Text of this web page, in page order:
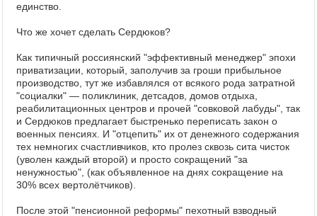
единство.
Что же хочет сделать Сердюков?
Как типичный россиянский "эффективный менеджер" эпохи
приватизации, который, заполучив за гроши прибыльное
производство, тут же избавлялся от всякого рода затратной
"социалки" — поликлиник, детсадов, домов отдыха,
реабилитационных центров и прочей "совковой лабуды", так
и Сердюков предлагает быстренько переписать закон о
военных пенсиях. И "отцепить" их от денежного содержания
тех немногих счастливчиков, кто пролез сквозь сита чисток
(уволен каждый второй) и просто сокращений "за
ненужностью", (как объявленное на днях сокращение на
30% всех вертолётчиков).
После этой "пенсионной реформы" пехотный взводный